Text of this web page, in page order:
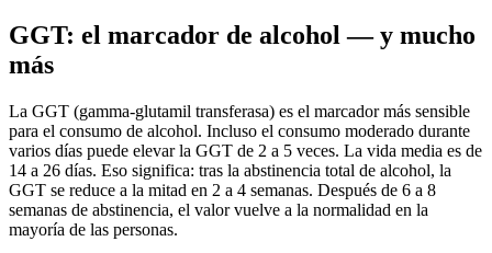
GGT: el marcador de alcohol — y mucho
más
La GGT (gamma-glutamil transferasa) es el marcador más sensible
para el consumo de alcohol. Incluso el consumo moderado durante
varios días puede elevar la GGT de 2 a 5 veces. La vida media es de
14 a 26 días. Eso significa: tras la abstinencia total de alcohol, la
GGT se reduce a la mitad en 2 a 4 semanas. Después de 6 a 8
semanas de abstinencia, el valor vuelve a la normalidad en la
mayoría de las personas.